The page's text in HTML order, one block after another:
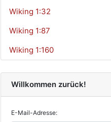
Wiking 1:32
Wiking 1:87
Wiking 1:160
Willkommen zurück!
E-Mail-Adresse: